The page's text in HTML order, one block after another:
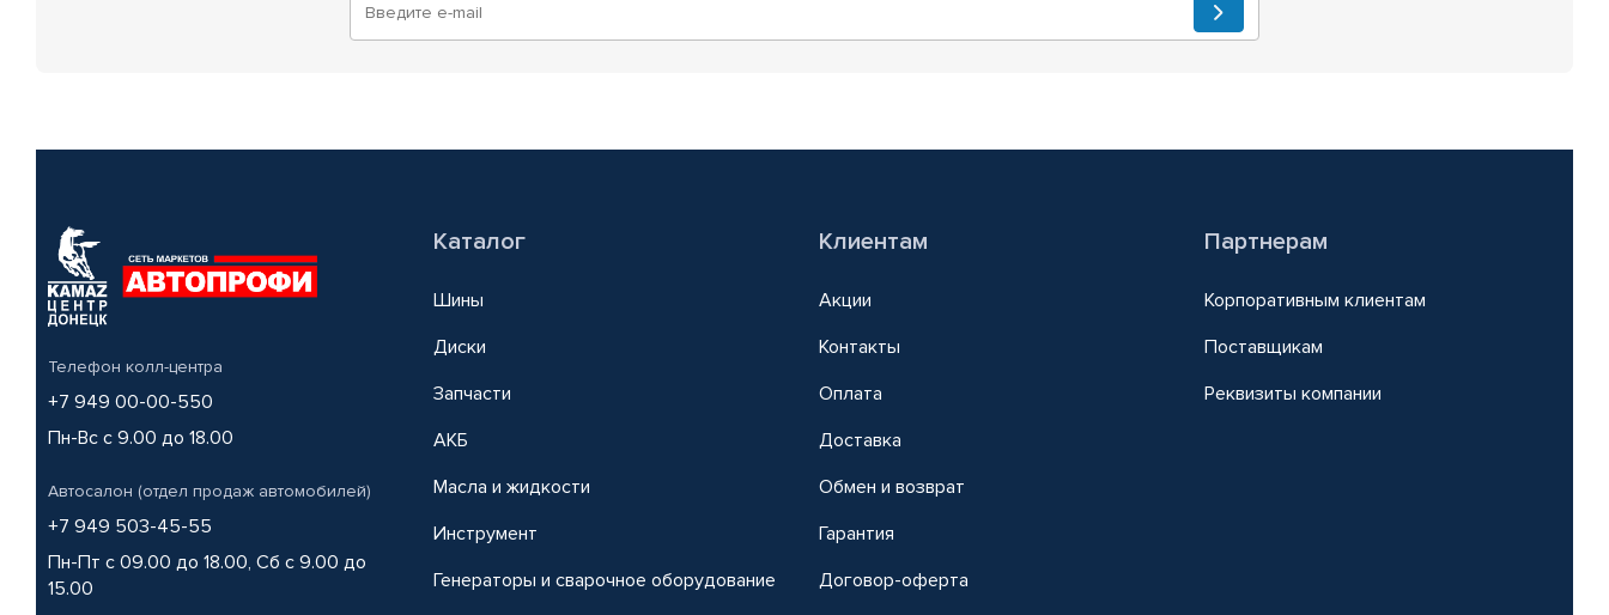
Телефон колл-центра
+7 949 00-00-550
Пн-Вс с 9.00 до 18.00
Автосалон (отдел продаж автомобилей)
+7 949 503-45-55
Пн-Пт с 09.00 до 18.00, Сб с 9.00 до
15.00
Каталог
Шины
Диски
Запчасти
АКБ
Масла и жидкости
Инструмент
Генераторы и сварочное оборудование
Клиентам
Акции
Контакты
Оплата
Доставка
Обмен и возврат
Гарантия
Договор-оферта
Партнерам
Корпоративным клиентам
Поставщикам
Реквизиты компании